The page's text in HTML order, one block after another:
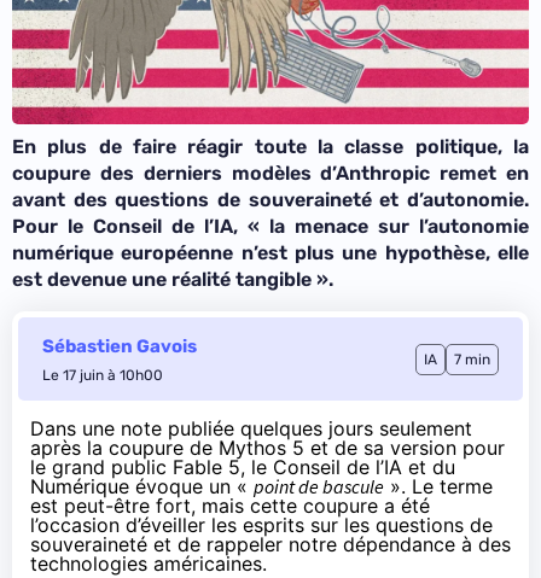
En plus de faire réagir toute la classe politique, la
coupure des derniers modèles d’Anthropic remet en
avant des questions de souveraineté et d’autonomie.
Pour le Conseil de l’IA, « la menace sur l’autonomie
numérique européenne n’est plus une hypothèse, elle
est devenue une réalité tangible ».
Sébastien Gavois
Le 17 juin à 10h00
IA 7 min
Dans une note publiée quelques jours seulement
après la coupure de Mythos 5 et de sa version pour
le grand public Fable 5, le Conseil de l’IA et du
Numérique évoque un « point de bascule ». Le terme
est peut-être fort, mais cette coupure a été
l’occasion d’éveiller les esprits sur les questions de
souveraineté et de rappeler notre dépendance à des
technologies américaines.